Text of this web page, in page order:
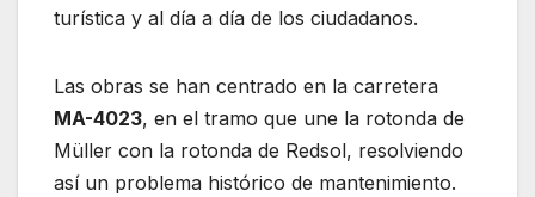
turística y al día a día de los ciudadanos.
Las obras se han centrado en la carretera
MA-4023, en el tramo que une la rotonda de
Müller con la rotonda de Redsol, resolviendo
así un problema histórico de mantenimiento.